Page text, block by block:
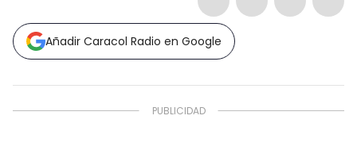
Añadir Caracol Radio en Google